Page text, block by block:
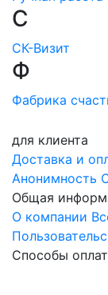
С
СК-Визит
Ф
Фабрика
для клиента
Доставка и
Анонимность
Общая
О компании
Способы